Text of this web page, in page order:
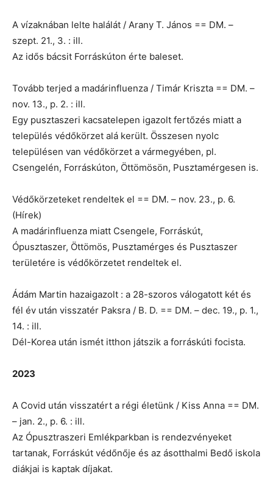
A vízaknában lelte halálát / Arany T. János == DM. –
szept. 21., 3. : ill.
Az idős bácsit Forráskúton érte baleset.
Tovább terjed a madárinfluenza / Timár Kriszta == DM. –
nov. 13., p. 2. : ill.
Egy pusztaszeri kacsatelepen igazolt fertőzés miatt a
település védőkörzet alá került. Összesen nyolc
településen van védőkörzet a vármegyében, pl.
Csengelén, Forráskúton, Öttömösön, Pusztamérgesen is.
Védőkörzeteket rendeltek el == DM. – nov. 23., p. 6.
(Hírek)
A madárinfluenza miatt Csengele, Forráskút,
Ópusztaszer, Öttömös, Pusztamérges és Pusztaszer
területére is védőkörzetet rendeltek el.
Ádám Martin hazaigazolt : a 28-szoros válogatott két és
fél év után visszatér Paksra / B. D. == DM. – dec. 19., p. 1.,
14. : ill.
Dél-Korea után ismét itthon játszik a forráskúti focista.
2023
A Covid után visszatért a régi életünk / Kiss Anna == DM.
– jan. 2., p. 6. : ill.
Az Ópusztraszeri Emlékparkban is rendezvényeket
tartanak, Forráskút védőnője és az ásotthalmi Bedő iskola
diákjai is kaptak díjakat.